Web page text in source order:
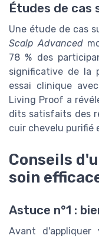
Études de cas
Une étude de cas
Scalp Advanced
78 % des
significative de la
essai clinique
Living Proof a
dits satisfaits des
cuir chevelu purifié
Conseils
soin
Astuce n°1 :
Avant d'appliquer